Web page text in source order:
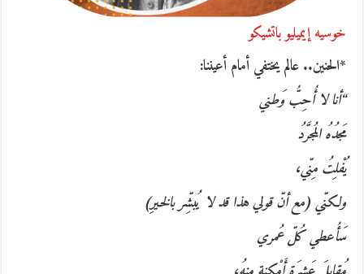
خوسيه إيميليو باتشيكو
*الحنين..عالم يختفي أمام أعيننا:
“أنا لا أُحِبُّ وَطني
مَجدُهُ المُجرَّدُ
يُفْلِتُ مِنّي،
ولكنّي(مع أنّ قولي هذا قد لا يُبشِّر بالخيرِ)
سَأُعطي كُلّ عُمري